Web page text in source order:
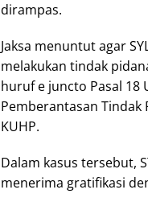
dirampas.
Jaksa menuntut agar
melakukan tindak
huruf e juncto Pasal 18
Pemberantasan Tindak
KUHP.
Dalam kasus tersebut,
menerima gratifikasi